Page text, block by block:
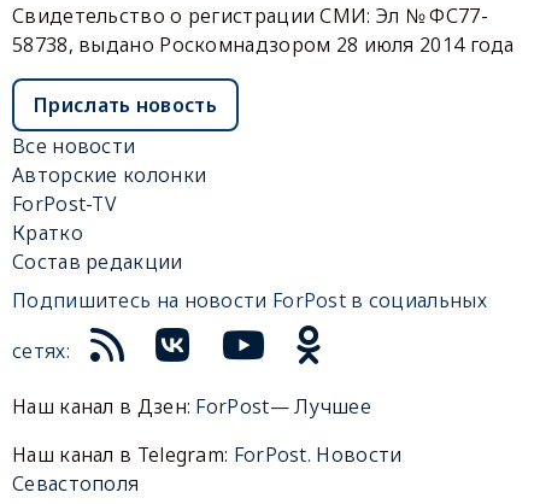
Свидетельство о регистрации СМИ: Эл № ФС77-
58738, выдано Роскомнадзором 28 июля 2014 года
Прислать новость
Все новости
Авторские колонки
ForPost-TV
Кратко
Состав редакции
Подпишитесь на новости ForPost в социальных
сетях:
Наш канал в Дзен: ForPost— Лучшее
Наш канал в Telegram: ForPost. Новости
Севастополя